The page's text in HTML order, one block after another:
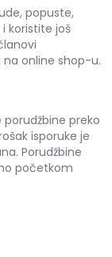
popuste,
koristite još
na online shop-u.
preko
isporuke je
Porudžbine
početkom